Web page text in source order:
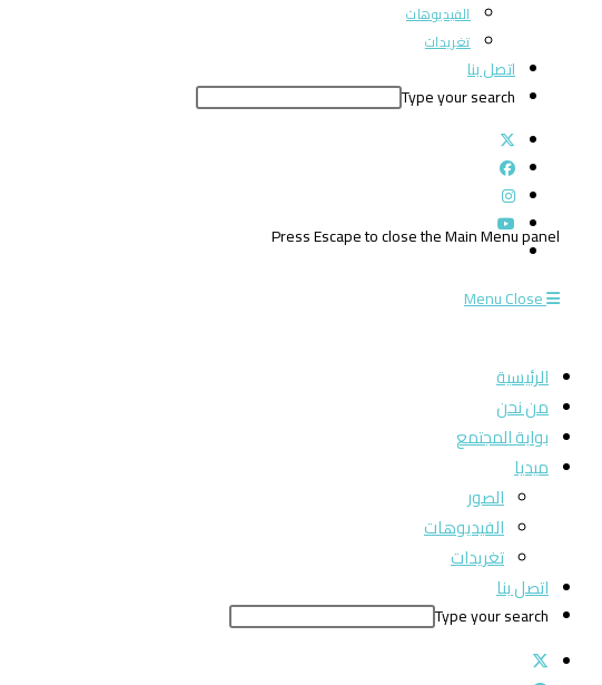
الفيديوهات
تغريدات
اتصل بنا
Type your search
Press Escape to close the Main Menu panel
MenuClose
الرئيسية
من نحن
بوابة المجتمع
ميديا
الصور
الفيديوهات
تغريدات
اتصل بنا
Type your search